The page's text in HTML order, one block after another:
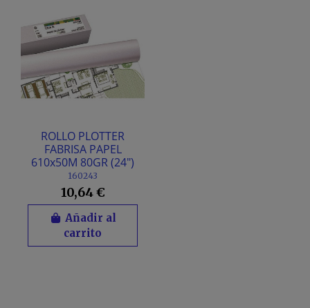
ROLLO PLOTTER
FABRISA PAPEL
610x50M 80GR (24")
160243
10,64 €
Añadir al
carrito